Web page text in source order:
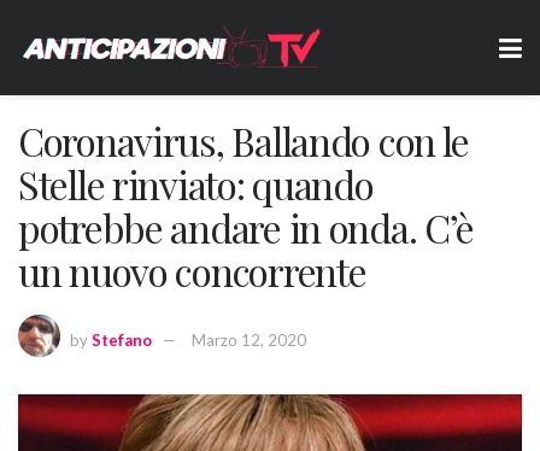
Coronavirus, Ballando con le
Stelle rinviato: quando
potrebbe andare in onda. C’è
un nuovo concorrente
byStefano Marzo 12, 2020